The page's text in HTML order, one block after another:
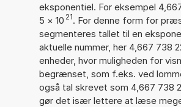
eksponentiel. For eksempel
5 × 10 21. For denne form for
segmenteres tallet til en
aktuelle nummer, her 4,667 738
enheder, hvor muligheden for
begrænset, som f.eks. ved
også tal skrevet som 4,667 738
gør det især lettere at læse